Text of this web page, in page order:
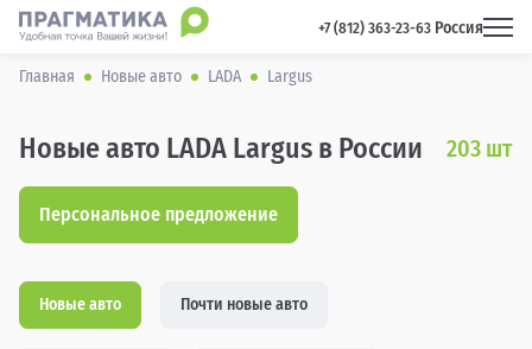
+7 (812) 363-23-63 Россия
Главная Новые авто LADA Largus
Новые авто LADA Largus в России 203 шт
Персональное предложение
Новые авто Почти новые авто